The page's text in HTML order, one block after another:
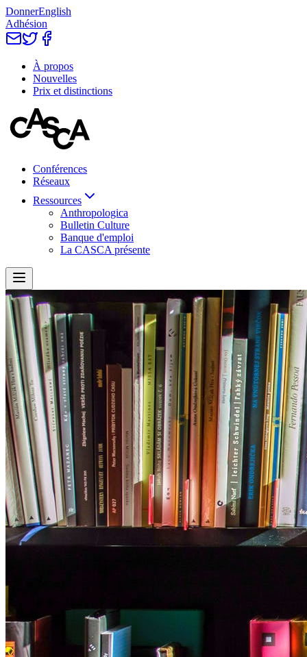
DonnerEnglish
Adhésion
À propos
Nouvelles
Prix et distinctions
Conférences
Réseaux
Ressources
Anthropologica
Bulletin Culture
Banque d'emploi
La CASCA présente